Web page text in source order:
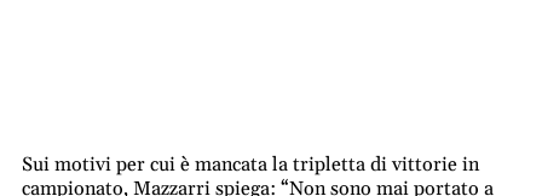
Sui motivi per cui è mancata la tripletta di vittorie in
campionato, Mazzarri spiega: “Non sono mai portato a